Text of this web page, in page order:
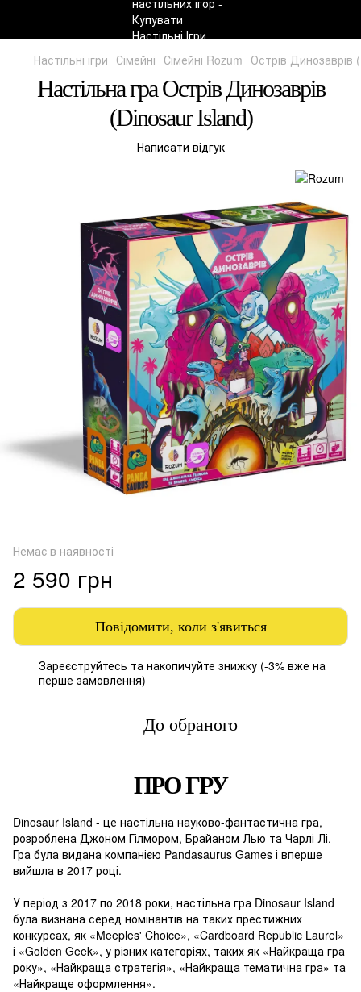
Настільні ігри Сімейні Сімейні Rozum Острів Динозаврів
Настільна гра Острів Динозаврів
(Dinosaur Island)
Написати відгук
Немає в наявності
2 590 грн
Повідомити, коли з'явиться
Зареєструйтесь та накопичуйте знижку (-3% вже на
перше замовлення)
До обраного
ПРО ГРУ
Dinosaur Island - це настільна науково-фантастична гра,
розроблена Джоном Гілмором, Брайаном Лью та Чарлі Лі.
Гра була видана компанією Pandasaurus Games і вперше
вийшла в 2017 році.
У період з 2017 по 2018 роки, настільна гра Dinosaur Island
була визнана серед номінантів на таких престижних
конкурсах, як «Meeples' Choice», «Cardboard Republic Laurel»
і «Golden Geek», у різних категоріях, таких як «Найкраща гра
року», «Найкраща стратегія», «Найкраща тематична гра» та
«Найкраще оформлення».